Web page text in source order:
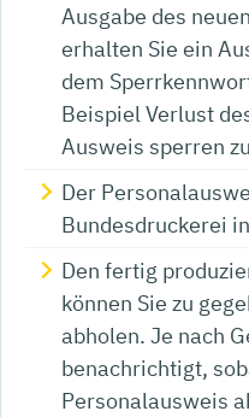
Ausgabe des
erhalten Sie ein
dem
Beispiel Verlust
Ausweis sperren
Der
Bundesdruckerei
Den fertig
können Sie zu
abholen. Je nach
benachrichtigt,
Personalausweis